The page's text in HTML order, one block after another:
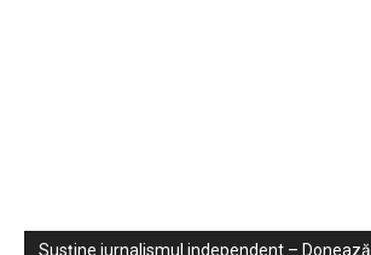
Sondaje
Video
Susține jurnalismul independent – Donează